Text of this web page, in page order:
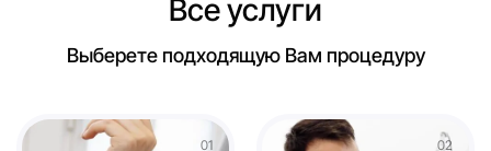
Все услуги
Выберете подходящую Вам процедуру